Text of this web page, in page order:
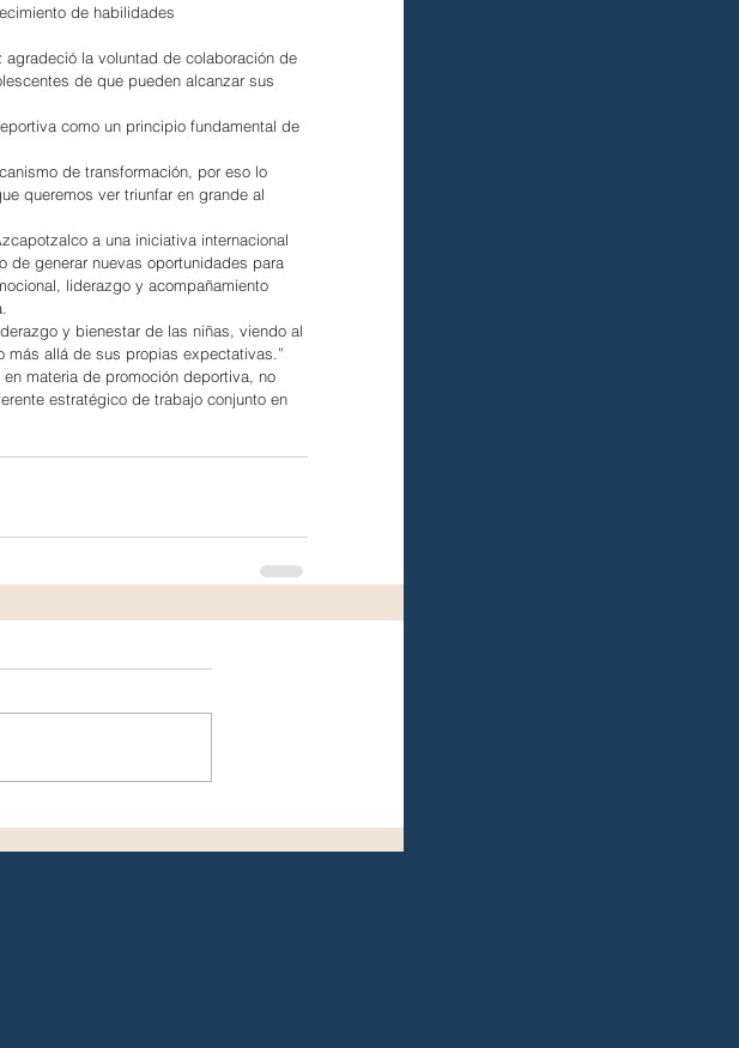
de habilidades
la voluntad de colaboración de
de que pueden alcanzar sus
como un principio fundamental de
de transformación, por eso lo
queremos ver triunfar en grande al
a una iniciativa internacional
de generar nuevas oportunidades para
liderazgo y acompañamiento
y bienestar de las niñas, viendo al
allá de sus propias expectativas.”
materia de promoción deportiva, no
estratégico de trabajo conjunto en